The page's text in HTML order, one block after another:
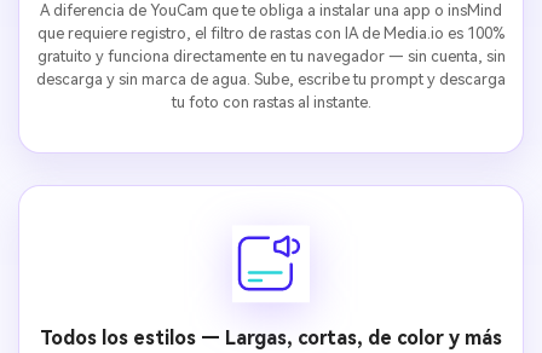
A diferencia de YouCam que te obliga a instalar una app o insMind
que requiere registro, el filtro de rastas con IA de Media.io es 100%
gratuito y funciona directamente en tu navegador — sin cuenta, sin
descarga y sin marca de agua. Sube, escribe tu prompt y descarga
tu foto con rastas al instante.
Todos los estilos — Largas, cortas, de color y más